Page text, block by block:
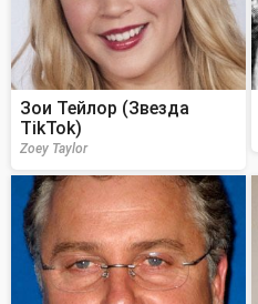
Зои Тейлор (Звезда
TikTok)
Zoey Taylor